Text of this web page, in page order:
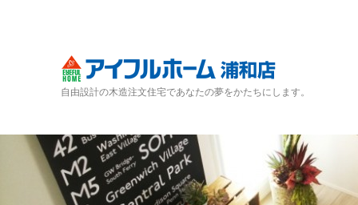
自由設計の木造注文住宅であなたの夢をかたちにします。